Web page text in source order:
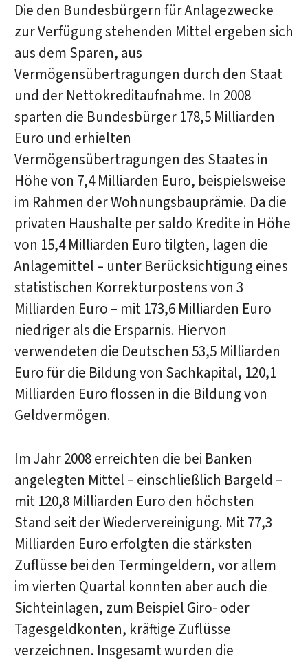
Die den Bundesbürgern für Anlagezwecke
zur Verfügung stehenden Mittel ergeben sich
aus dem Sparen, aus
Vermögensübertragungen durch den Staat
und der Nettokreditaufnahme. In 2008
sparten die Bundesbürger 178,5 Milliarden
Euro und erhielten
Vermögensübertragungen des Staates in
Höhe von 7,4 Milliarden Euro, beispielsweise
im Rahmen der Wohnungsbauprämie. Da die
privaten Haushalte per saldo Kredite in Höhe
von 15,4 Milliarden Euro tilgten, lagen die
Anlagemittel – unter Berücksichtigung eines
statistischen Korrekturpostens von 3
Milliarden Euro – mit 173,6 Milliarden Euro
niedriger als die Ersparnis. Hiervon
verwendeten die Deutschen 53,5 Milliarden
Euro für die Bildung von Sachkapital, 120,1
Milliarden Euro flossen in die Bildung von
Geldvermögen.
Im Jahr 2008 erreichten die bei Banken
angelegten Mittel – einschließlich Bargeld –
mit 120,8 Milliarden Euro den höchsten
Stand seit der Wiedervereinigung. Mit 77,3
Milliarden Euro erfolgten die stärksten
Zuflüsse bei den Termingeldern, vor allem
im vierten Quartal konnten aber auch die
Sichteinlagen, zum Beispiel Giro- oder
Tagesgeldkonten, kräftige Zuflüsse
verzeichnen. Insgesamt wurden die